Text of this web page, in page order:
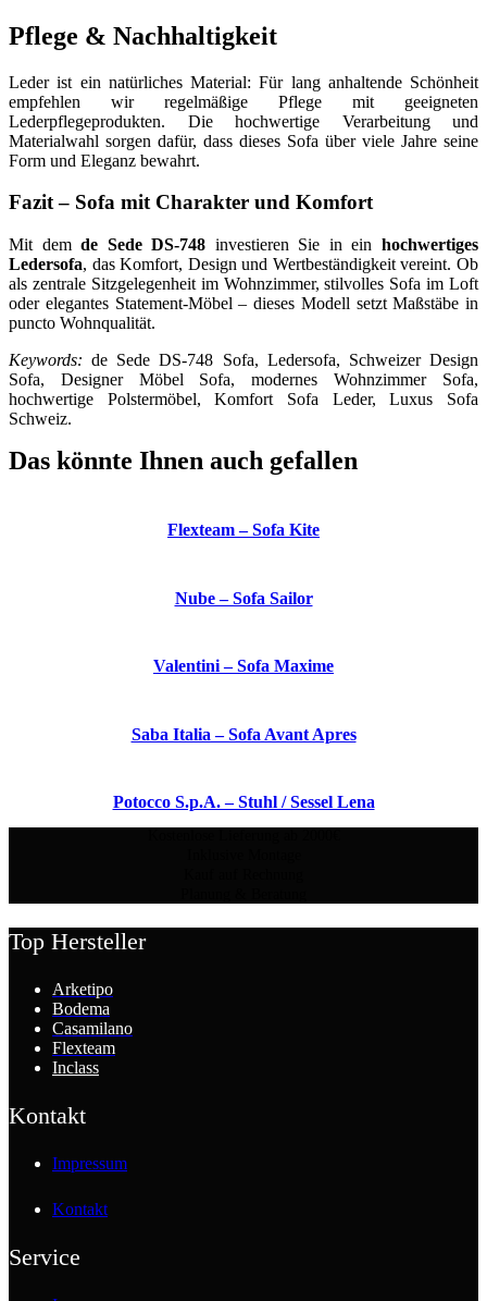
Pflege & Nachhaltigkeit
Leder ist ein natürliches Material: Für lang anhaltende Schönheit
empfehlen wir regelmäßige Pflege mit geeigneten
Lederpflegeprodukten. Die hochwertige Verarbeitung und
Materialwahl sorgen dafür, dass dieses Sofa über viele Jahre seine
Form und Eleganz bewahrt.
Fazit – Sofa mit Charakter und Komfort
Mit demde Sede DS-748 investieren Sie in einhochwertiges
Ledersofa, das Komfort, Design und Wertbeständigkeit vereint. Ob
als zentrale Sitzgelegenheit im Wohnzimmer, stilvolles Sofa im Loft
oder elegantes Statement-Möbel – dieses Modell setzt Maßstäbe in
puncto Wohnqualität.
Keywords: de Sede DS-748 Sofa, Ledersofa, Schweizer Design
Sofa, Designer Möbel Sofa, modernes Wohnzimmer Sofa,
hochwertige Polstermöbel, Komfort Sofa Leder, Luxus Sofa
Schweiz.
Das könnte Ihnen auch gefallen
Flexteam – Sofa Kite
Nube – Sofa Sailor
Valentini – Sofa Maxime
Saba Italia – Sofa Avant Apres
Potocco S.p.A. – Stuhl / Sessel Lena
Top Hersteller
Arketipo
Bodema
Casamilano
Flexteam
Inclass
Kontakt
Impressum
Kontakt
Service